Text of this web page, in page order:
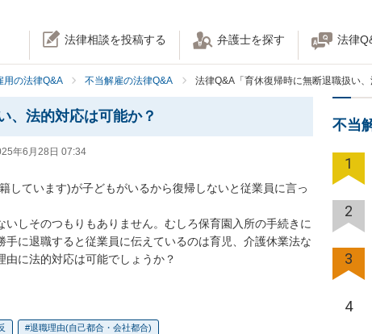
法律相談を投稿する 弁護士を探す 法律
用の法律Q&A 不当解雇の法律Q&A 法律Q&A「育休復帰時に無断退職扱い、
、法的対応は可能か？
年6月28日 07:34
しています)が子どもがいるから復帰しないと従業員に言っ
しそのつもりもありません。むしろ保育園入所の手続きに
に退職すると従業員に伝えているのは育児、介護休業法な
に法的対応は可能でしょうか？
退職理由(自己都合・会社都合)
不当
1
2
3
4